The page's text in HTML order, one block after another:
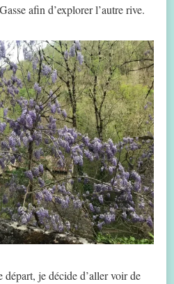
afin d’explorer l’autre rive.
je décide d’aller voir de